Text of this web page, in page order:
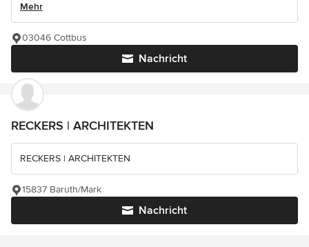
Mehr
Nachricht
03046 Cottbus
RECKERS | ARCHITEKTEN
RECKERS | ARCHITEKTEN
Nachricht
15837 Baruth/Mark